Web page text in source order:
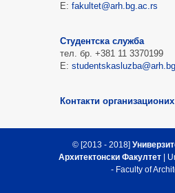
Е: fakultet@arh.bg.ac.rs
Студентска служба
тел. бр. +381 11 3370199
Е:
Контакти
© [2013 - 2018]
Архитектонски Факултет |
- Faculty of